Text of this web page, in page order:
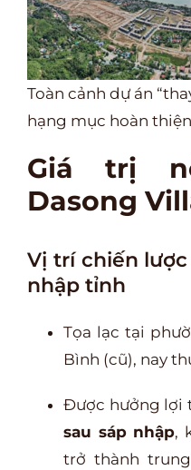
Toàn cảnh dự án
hạng mục hoàn
Giá trị
Dasong
Vị trí chiến
nhập tỉnh
Tọa lạc tại
Bình (cũ), nay
Được hưởng lợi
sau sáp nhập,
trở thành